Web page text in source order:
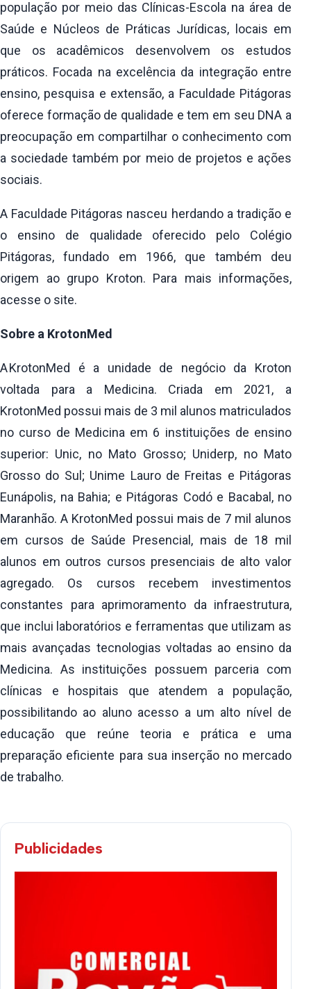
população por meio das Clínicas-Escola na área de
Saúde e Núcleos de Práticas Jurídicas, locais em
que os acadêmicos desenvolvem os estudos
práticos. Focada na excelência da integração entre
ensino, pesquisa e extensão, a Faculdade Pitágoras
oferece formação de qualidade e tem em seu DNA a
preocupação em compartilhar o conhecimento com
a sociedade também por meio de projetos e ações
sociais.
A Faculdade Pitágoras nasceu herdando a tradição e
o ensino de qualidade oferecido pelo Colégio
Pitágoras, fundado em 1966, que também deu
origem ao grupo Kroton. Para mais informações,
acesse o site.
Sobre a KrotonMed
A KrotonMed é a unidade de negócio da Kroton
voltada para a Medicina. Criada em 2021, a
KrotonMed possui mais de 3 mil alunos matriculados
no curso de Medicina em 6 instituições de ensino
superior: Unic, no Mato Grosso; Uniderp, no Mato
Grosso do Sul; Unime Lauro de Freitas e Pitágoras
Eunápolis, na Bahia; e Pitágoras Codó e Bacabal, no
Maranhão. A KrotonMed possui mais de 7 mil alunos
em cursos de Saúde Presencial, mais de 18 mil
alunos em outros cursos presenciais de alto valor
agregado. Os cursos recebem investimentos
constantes para aprimoramento da infraestrutura,
que inclui laboratórios e ferramentas que utilizam as
mais avançadas tecnologias voltadas ao ensino da
Medicina. As instituições possuem parceria com
clínicas e hospitais que atendem a população,
possibilitando ao aluno acesso a um alto nível de
educação que reúne teoria e prática e uma
preparação eficiente para sua inserção no mercado
de trabalho.
Publicidades